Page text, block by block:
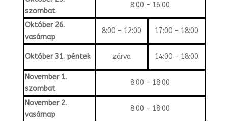
szombat
8:00 – 16:00
Október 26.
vasárnap
8:00 – 12:00 17:00 – 18:00
Október 31. péntek zárva 14:00 – 18:00
November 1.
szombat
8:00 – 18:00
November 2.
vasárnap
8:00 – 18:00